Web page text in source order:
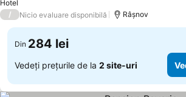
Hotel
/ Nicio evaluare disponibilă Râşnov
Din 284 lei
Vedeți prețurile de la 2 site-uri